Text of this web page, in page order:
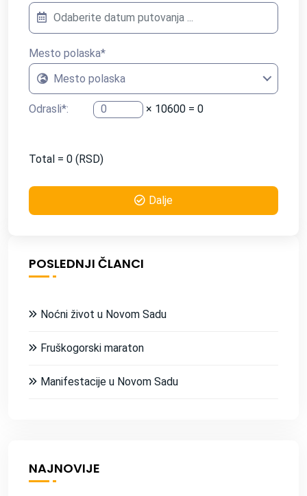
Mesto polaska*
Mesto polaska
Odrasli*: × 10600 = 0
Total = 0 (RSD)
Dalje
POSLEDNJI ČLANCI
Noćni život u Novom Sadu
Fruškogorski maraton
Manifestacije u Novom Sadu
NAJNOVIJE